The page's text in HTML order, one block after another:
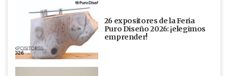
26 expositores de la Feria
Puro Diseño 2026: ¡elegimos
emprender!